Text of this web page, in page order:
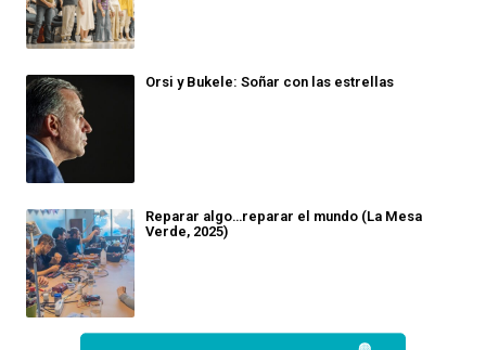
Orsi y Bukele: Soñar con las estrellas
Reparar algo…reparar el mundo (La Mesa
Verde, 2025)